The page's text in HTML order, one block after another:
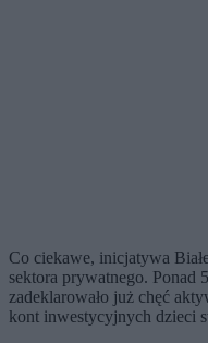
Co ciekawe, inicjatywa
sektora prywatnego. Ponad
zadeklarowało już chęć
kont inwestycyjnych dzieci